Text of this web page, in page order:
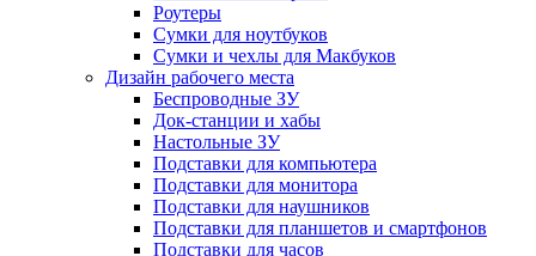
Роутеры
Сумки для ноутбуков
Сумки и чехлы для Макбуков
Дизайн рабочего места
Беспроводные ЗУ
Док-станции и хабы
Настольные ЗУ
Подставки для компьютера
Подставки для монитора
Подставки для наушников
Подставки для планшетов и смартфонов
Подставки для часов